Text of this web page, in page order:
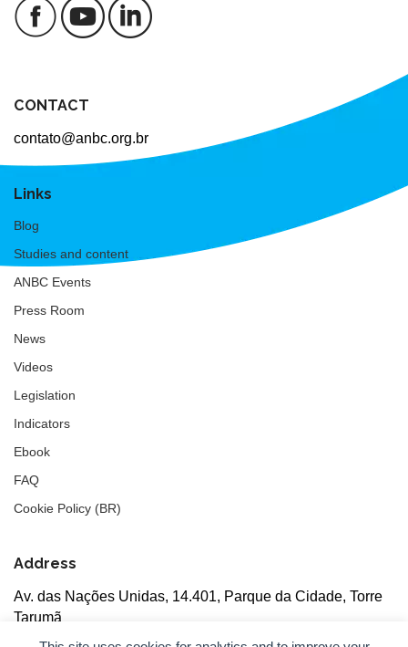
CONTACT
contato@anbc.org.br
Links
Blog
Studies and content
ANBC Events
Press Room
News
Videos
Legislation
Indicators
Ebook
FAQ
Cookie Policy (BR)
Address
Av. das Nações Unidas, 14.401, Parque da Cidade, Torre
Tarumã
5th floor, rooms 502/503, CEP: 04730-090, São Paulo, SP